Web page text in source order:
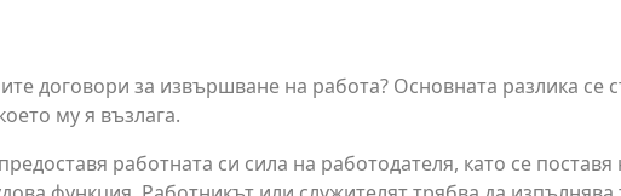
договори за извършване на работа? Основната разлика се
му я възлага.
работната си сила на работодателя, като се поставя